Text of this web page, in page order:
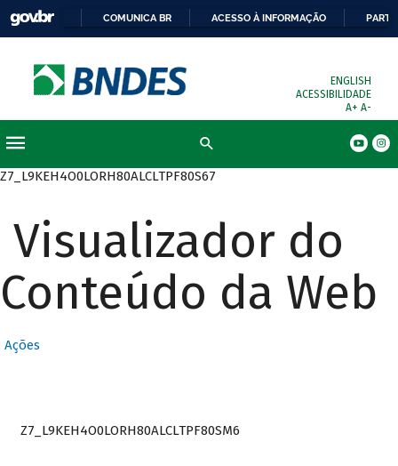
COMUNICA BR ACESSO À INFORMAÇÃO
ENGLISH
ACESSIBILIDADE
A+ A-
Z7_L9KEH4O0LORH80ALCLTPF80S67
Visualizador do
Conteúdo da Web
Ações
Z7_L9KEH4O0LORH80ALCLTPF80SM6